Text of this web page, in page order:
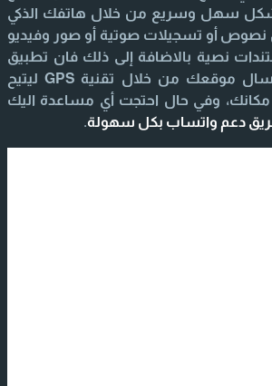
بشكل سهل وسريع من خلال هاتفك الذكي
نصوص أو تسجيلات صوتية أو صور وفيديو
نصية بالاضافة إلى ذلك فان تطبيق
واتساب يتيح لك ارسال موقعك من خلال تقنية GPS ليتيح
مكانك، وفي حال احتجت أي مساعدة اليك
دعم واتساب بكل سهولة.